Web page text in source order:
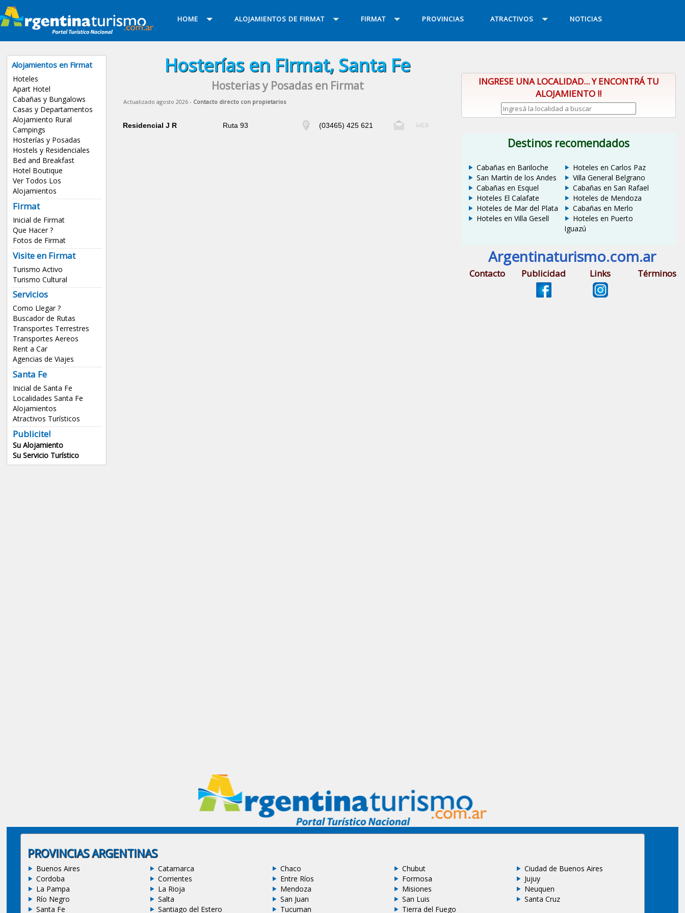
HOME ALOJAMIENTOS DE FIRMAT FIRMAT PROVINCIAS ATRACTIVOS NOTICIAS
Alojamientos en Firmat
Hoteles
Apart Hotel
Cabañas y Bungalows
Casas y Departamentos
Alojamiento Rural
Campings
Hosterías y Posadas
Hostels y Residenciales
Bed and Breakfast
Hotel Boutique
Ver Todos Los
Alojamientos
Firmat
Inicial de Firmat
Que Hacer ?
Fotos de Firmat
Visite en Firmat
Turismo Activo
Turismo Cultural
Servicios
Como Llegar ?
Buscador de Rutas
Transportes Terrestres
Transportes Aereos
Rent a Car
Agencias de Viajes
Santa Fe
Inicial de Santa Fe
Localidades Santa Fe
Alojamientos
Atractivos Turísticos
Publicite!
Su Alojamiento
Su Servicio Turístico
Hosterías en Firmat, Santa Fe
Hosterias y Posadas en Firmat
Actualizado agosto 2026 - Contacto directo con propietarios
Residencial J R Ruta 93 (03465) 425 621
INGRESE UNA LOCALIDAD... Y ENCONTRÁ TU
ALOJAMIENTO !!
Destinos recomendados
Cabañas en Bariloche
San Martín de los Andes
Cabañas en Esquel
Hoteles El Calafate
Hoteles de Mar del Plata
Hoteles en Villa Gesell
Hoteles en Carlos Paz
Villa General Belgrano
Cabañas en San Rafael
Hoteles de Mendoza
Cabañas en Merlo
Hoteles en Puerto
Iguazú
Argentinaturismo.com.ar
Contacto Publicidad Links Términos
PROVINCIAS ARGENTINAS
Buenos Aires Catamarca Chaco Chubut
Ciudad de Buenos Aires
Cordoba
Corrientes Entre Ríos Formosa
Jujuy
La Pampa
La Rioja Mendoza Misiones
Neuquen
Río Negro
Salta San Juan San Luis
Santa Cruz
Santa Fe
Santiago del Estero Tucuman Tierra del Fuego